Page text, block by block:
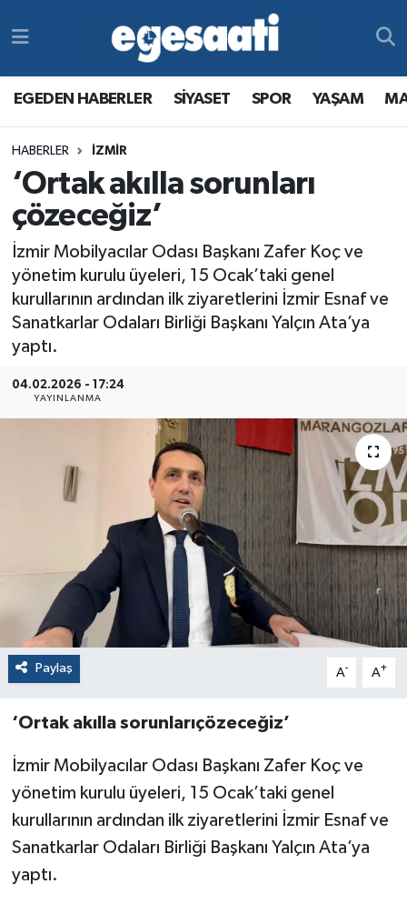
EGEDEN HABERLER SİYASET SPOR YAŞAM
HABERLER İZMİR
‘Ortak akılla sorunları
çözeceğiz’
İzmir Mobilyacılar Odası Başkanı Zafer Koç ve
yönetim kurulu üyeleri, 15 Ocak’taki genel
kurullarının ardından ilk ziyaretlerini İzmir Esnaf ve
Sanatkarlar Odaları Birliği Başkanı Yalçın Ata’ya
yaptı.
04.02.2026 - 17:24
YAYINLANMA
Paylaş A- A+
‘Ortak akılla sorunlarıçözeceğiz’
İzmir Mobilyacılar Odası Başkanı Zafer Koç ve
yönetim kurulu üyeleri, 15 Ocak’taki genel
kurullarının ardından ilk ziyaretlerini İzmir Esnaf ve
Sanatkarlar Odaları Birliği Başkanı Yalçın Ata’ya
yaptı.
MAGAZİN
RESMİ REKLAMLAR
YAŞAM
MAGAZİN
RESMİ REKLAMLAR
Egemax TV
Tüm Manşetler
Son Dakika Haberleri
Haber Arşivi